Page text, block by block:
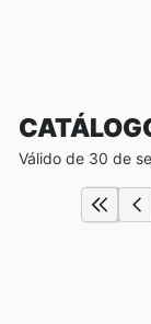
Válido de 30 de